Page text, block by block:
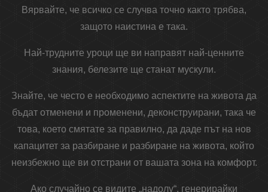
Вярвайте, че всичко се случва точно както трябва,
защото наистина е така.
Най-трудните уроци ще ви направят най-ценните
знания, белезите ще станат мускули.
Знайте, че често е необходимо аспектите на живота да
бъдат отменени и променени, деконструирани, така че
това, което смятате за правилно, да даде път на нов
капацитет за разбиране и разбиране на живота, който
неизбежно ще ви отстрани от вашата зона на комфорт.
Ако случайно се видите „надолу“, генерирайки